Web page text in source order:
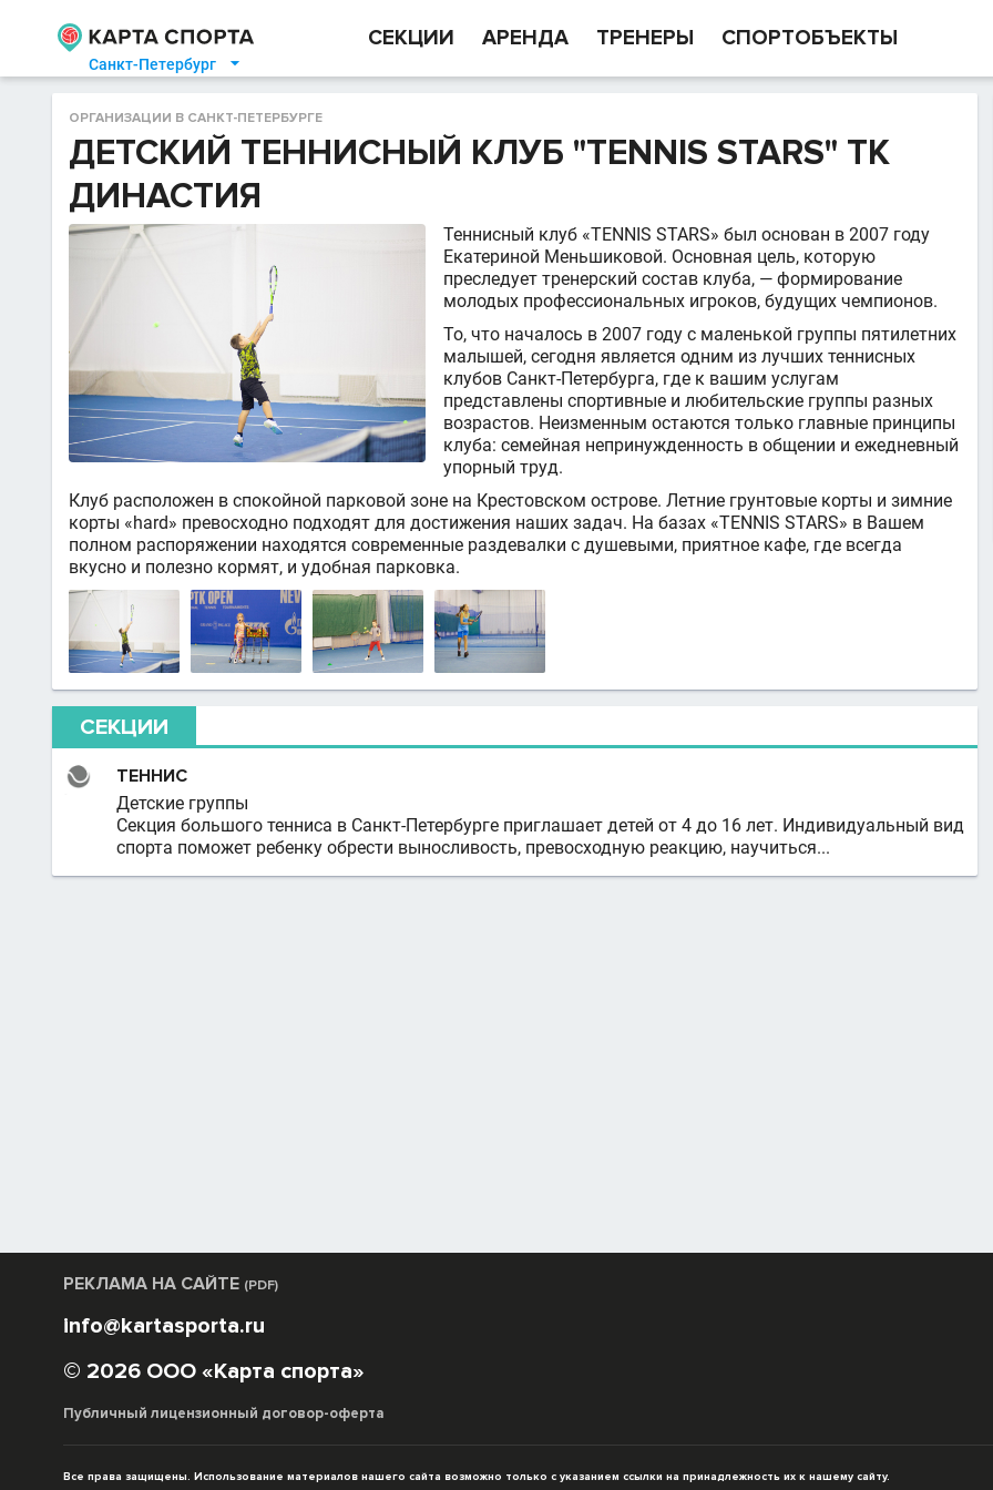
Санкт-Петербург 
СЕКЦИИ АРЕНДА ТРЕНЕРЫ СПОРТОБЪЕКТЫ
ОРГАНИЗАЦИИ В САНКТ-ПЕТЕРБУРГЕ
ДЕТСКИЙ ТЕННИСНЫЙ КЛУБ "TENNIS STARS" ТК
ДИНАСТИЯ
Теннисный клуб «TENNIS STARS» был основан в 2007 году
Екатериной Меньшиковой. Основная цель, которую
преследует тренерский состав клуба, — формирование
молодых профессиональных игроков, будущих чемпионов.
То, что началось в 2007 году с маленькой группы пятилетних
малышей, сегодня является одним из лучших теннисных
клубов Санкт-Петербурга, где к вашим услугам
представлены спортивные и любительские группы разных
возрастов. Неизменным остаются только главные принципы
клуба: семейная непринужденность в общении и ежедневный
упорный труд.
Клуб расположен в спокойной парковой зоне на Крестовском острове. Летние грунтовые корты и зимние
корты «hard» превосходно подходят для достижения наших задач. На базах «TENNIS STARS» в Вашем
полном распоряжении находятся современные раздевалки с душевыми, приятное кафе, где всегда
вкусно и полезно кормят, и удобная парковка.
СЕКЦИИ
ТЕННИС
Детские группы
Секция большого тенниса в Санкт-Петербурге приглашает детей от 4 до 16 лет. Индивидуальный вид
спорта поможет ребенку обрести выносливость, превосходную реакцию, научиться...
РЕКЛАМА НА САЙТЕ (PDF)
info@kartasporta.ru
© 2026 ООО «Карта спорта»
Публичный лицензионный договор-оферта
Все права защищены. Использование материалов нашего сайта возможно только с указанием ссылки на принадлежность их к нашему сайту.